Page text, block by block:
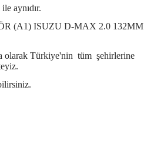
aynıdır.
(A1) ISUZU D-MAX 2.0 132MM
olarak Türkiye'nin tüm şehirlerine